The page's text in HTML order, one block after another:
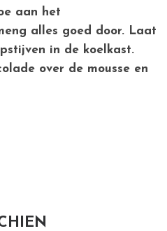
aan het
alles goed door. Laat
in de koelkast.
over de mousse en